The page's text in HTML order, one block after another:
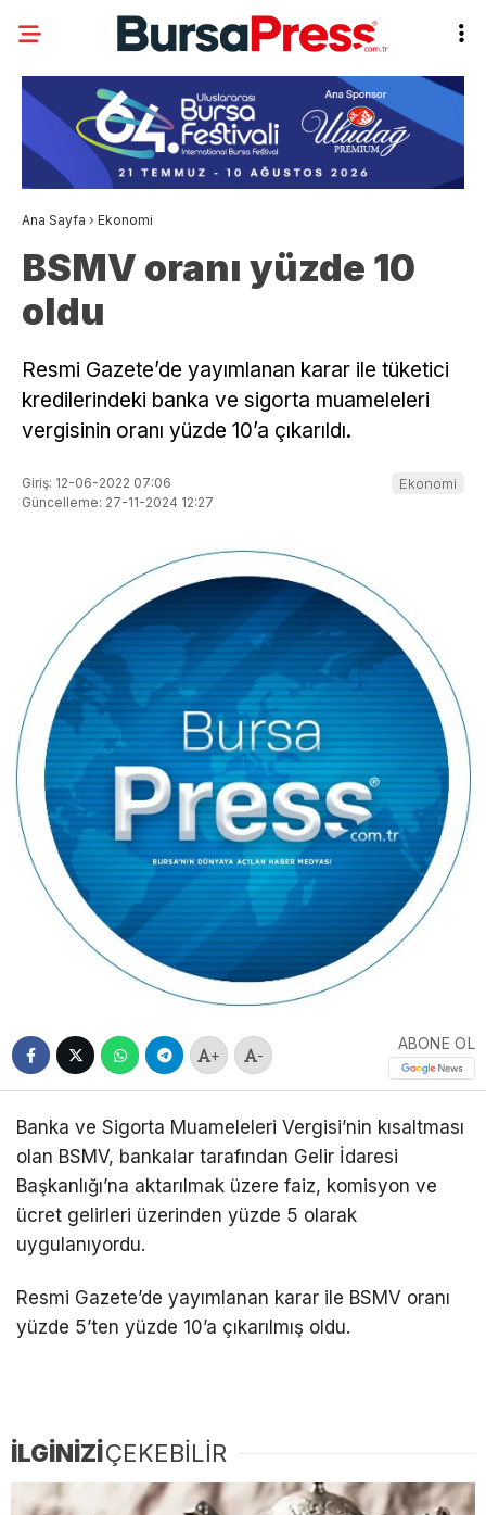
Ana Sayfa › Ekonomi
BSMV oranı yüzde 10
oldu
Resmi Gazete’de yayımlanan karar ile tüketici
kredilerindeki banka ve sigorta muameleleri
vergisinin oranı yüzde 10’a çıkarıldı.
Giriş: 12-06-2022 07:06
Güncelleme: 27-11-2024 12:27
Ekonomi
+ -
ABONE OL
Banka ve Sigorta Muameleleri Vergisi’nin kısaltması
olan BSMV, bankalar tarafından Gelir İdaresi
Başkanlığı’na aktarılmak üzere faiz, komisyon ve
ücret gelirleri üzerinden yüzde 5 olarak
uygulanıyordu.
Resmi Gazete’de yayımlanan karar ile BSMV oranı
yüzde 5’ten yüzde 10’a çıkarılmış oldu.
İLGİNİZİÇEKEBİLİR